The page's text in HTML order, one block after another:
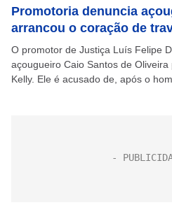
Promotoria denuncia
arrancou o coração de
O promotor de Justiça Luís Felipe
açougueiro Caio Santos de
Kelly. Ele é acusado de, após o